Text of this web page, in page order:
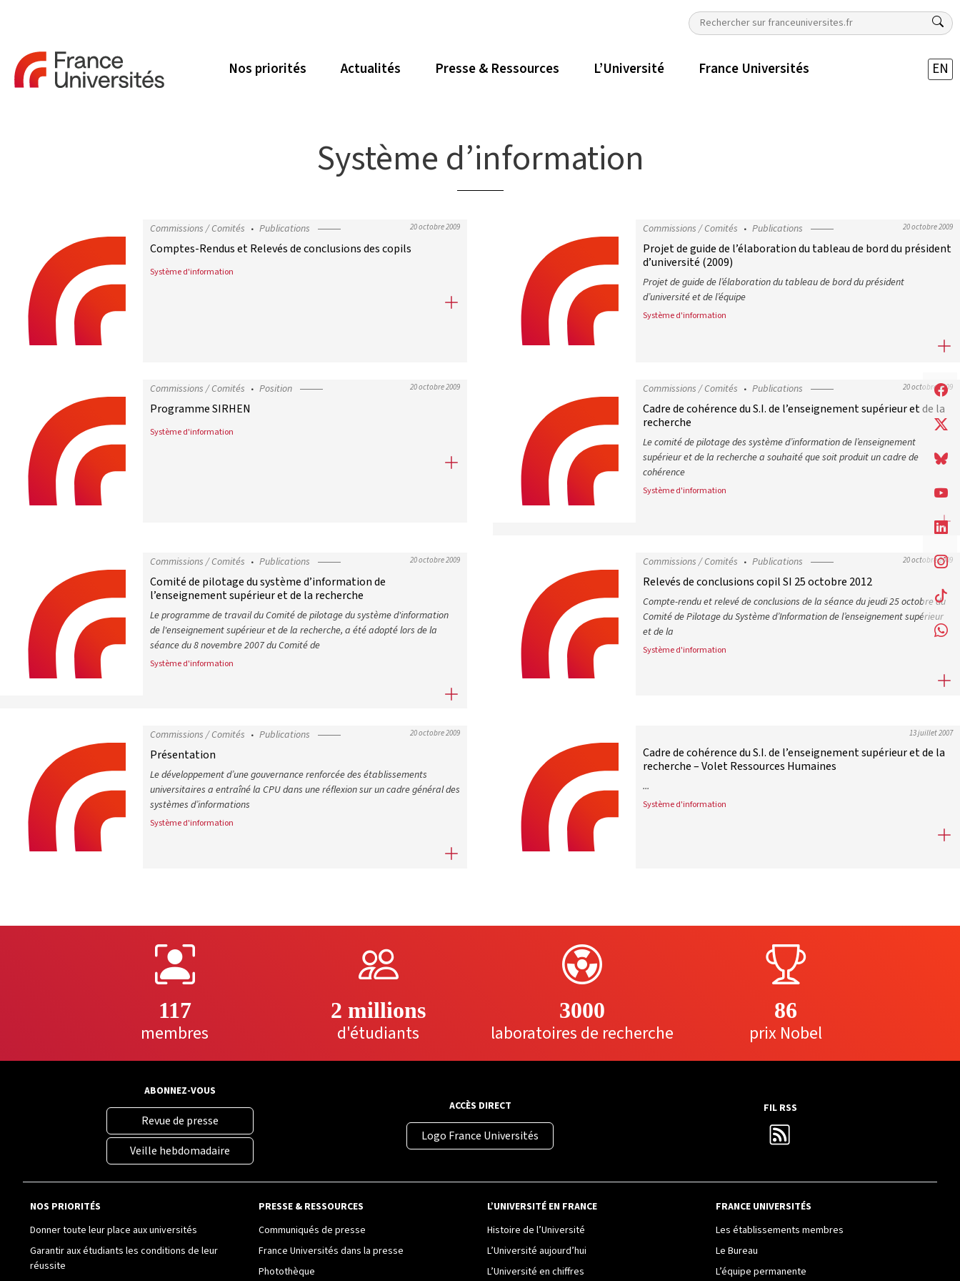
Nos priorités Actualités Presse & Ressources L’Université France Universités EN
Système d’information
Commissions / Comités Publications 20 octobre 2009
Comptes-Rendus et Relevés de conclusions des copils
Système d'information
Commissions / Comités Publications 20 octobre 2009
Projet de guide de l’élaboration du tableau de bord du président
d’université (2009)
Projet de guide de l’élaboration du tableau de bord du président
d’université et de l’équipe
Système d'information
Projet de guide de l’élaboration du tableau de bord du président
Commissions / Comités Position 20 octobre 2009
Programme SIRHEN
Système d'information
Commissions / Comités Publications 20 octobre 2009
Cadre de cohérence du S.I. de l’enseignement supérieur et de la
recherche
Le comité de pilotage des système d’information de l’enseignement
supérieur et de la recherche a souhaité que soit produit un cadre de
cohérence
Système d'information
Cadre de cohérence du S.I. de l’enseignement supérieur et de la
Commissions / Comités Publications 20 octobre 2009
Comité de pilotage du système d’information de
l’enseignement supérieur et de la recherche
Le programme de travail du Comité de pilotage du système d'information
de l'enseignement supérieur et de la recherche, a été adopté lors de la
séance du 8 novembre 2007 du Comité de
Système d'information
Comité de pilotage du système d’information de l’enseignement supérieur et de la recherche
Commissions / Comités Publications 20 octobre 2009
Relevés de conclusions copil SI 25 octobre 2012
Compte-rendu et relevé de conclusions de la séance du jeudi 25 octobre du
Comité de Pilotage du Système d’Information de l’enseignement supérieur
et de la
Système d'information
Commissions / Comités Publications 20 octobre 2009
Présentation
Le développement d’une gouvernance renforcée des établissements
universitaires a entraîné la CPU dans une réflexion sur un cadre général des
systèmes d’informations
Système d'information
13 juillet 2007
Cadre de cohérence du S.I. de l’enseignement supérieur et de la
recherche – Volet Ressources Humaines
...
Système d'information
Cadre de cohérence du S.I. de l’enseignement supérieur et de la
117
membres
2 millions
d'étudiants
3000
laboratoires de recherche
86
prix Nobel
ABONNEZ-VOUS
Revue de presse
Veille hebdomadaire
ACCÈS DIRECT
Logo France Universités
FIL RSS
NOS PRIORITÉS
Donner toute leur place aux universités
Garantir aux étudiants les conditions de leur
réussite
PRESSE & RESSOURCES
Communiqués de presse
France Universités dans la presse
Photothèque
L’UNIVERSITÉ EN FRANCE
Histoire de l’Université
L’Université aujourd’hui
L’Université en chiffres
FRANCE UNIVERSITÉS
Les établissements membres
Le Bureau
L’équipe permanente